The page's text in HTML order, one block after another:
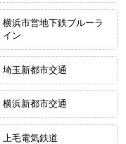
横浜市営地下鉄ブルーラ
イン
埼玉新都市交通
横浜新都市交通
上毛電気鉄道